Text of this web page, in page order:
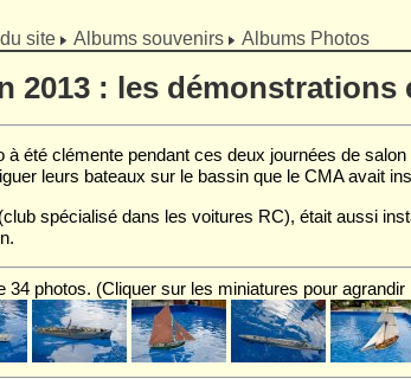
site Albums souvenirs Albums Photos
2013 : les
à été clémente pendant ces deux journées de
leurs bateaux sur le bassin que le CMA avait
spécialisé dans les voitures RC), était aussi
34 photos. (Cliquer sur les miniatures pour